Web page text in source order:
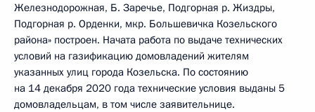
Железнодорожная, Б. Заречье, Подгорная р. Жиздры,
Подгорная р. Орденки, мкр. Большевичка Козельского
района» построен. Начата работа по выдаче технических
условий на газификацию домовладений жителям
указанных улиц города Козельска. По состоянию
на 14 декабря 2020 года технические условия выданы 5
домовладельцам, в том числе заявительнице.